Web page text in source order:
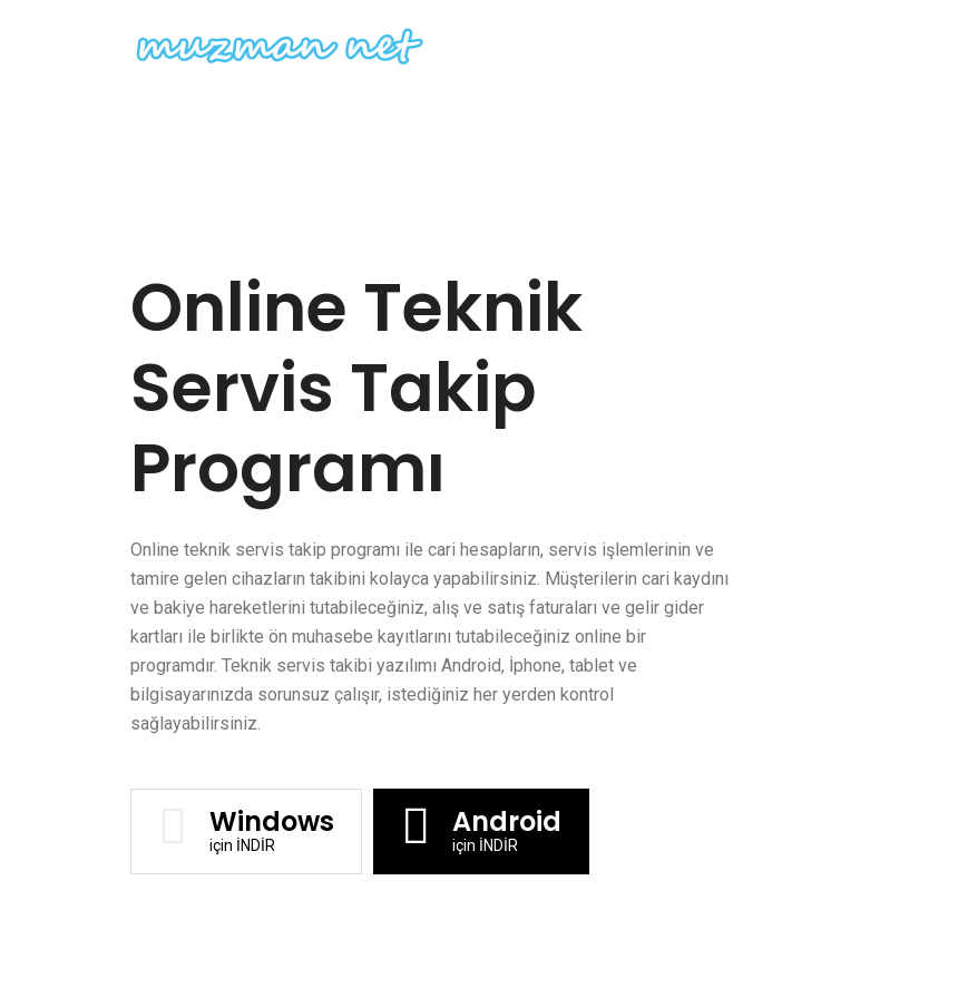
Online Teknik
Servis Takip
Programı
Online teknik servis takip programı ile cari hesapların, servis işlemlerinin ve
tamire gelen cihazların takibini kolayca yapabilirsiniz. Müşterilerin cari kaydını
ve bakiye hareketlerini tutabileceğiniz, alış ve satış faturaları ve gelir gider
kartları ile birlikte ön muhasebe kayıtlarını tutabileceğiniz online bir
programdır. Teknik servis takibi yazılımı Android, İphone, tablet ve
bilgisayarınızda sorunsuz çalışır, istediğiniz her yerden kontrol
sağlayabilirsiniz.
Windows
için İNDİR
Android
için İNDİR